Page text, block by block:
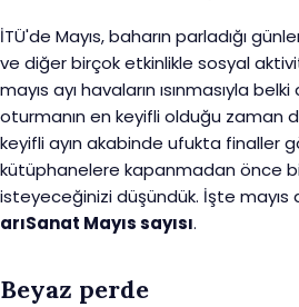
İTÜ'de Mayıs, baharın parladığı
ve diğer birçok etkinlikle sosyal
mayıs ayı havaların ısınmasıyla
oturmanın en keyifli olduğu zaman
keyifli ayın akabinde ufukta finaller
kütüphanelere kapanmadan önce
isteyeceğinizi düşündük. İşte mayıs
arıSanat Mayıs sayısı.
Beyaz perde